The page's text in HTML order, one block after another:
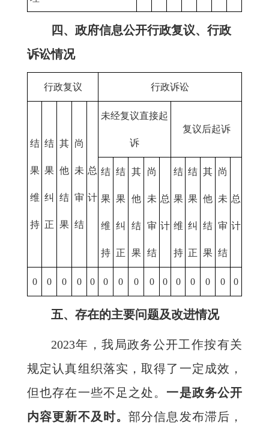
四、政府信息公开行政复议、行政
诉讼情况
行政复议 行政诉讼
结
果
维
持
结
果
纠
正
其
他
结
果
尚
未
审
结
总
计
未经复议直接起
诉
复议后起诉
结
果
维
持
结
果
纠
正
其
他
结
果
尚
未
审
结
总
计
结
果
维
持
结
果
纠
正
其
他
结
果
尚
未
审
结
总
计
0 0 0 0 0 0 0 0 0 0 0 0 0 0 0
五、存在的主要问题及改进情况
2023年，我局政务公开工作按有关
规定认真组织落实，取得了一定成效，
但也存在一些不足之处。 一是政务公开
内容更新不及时。 部分信息发布滞后，